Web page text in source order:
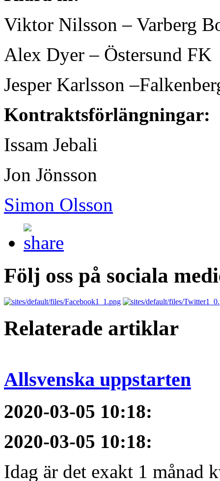
Viktor Nilsson – Varberg
Alex Dyer – Östersund FK
Jesper Karlsson
Kontraktsförlängningar:
Issam Jebali
Jon Jönsson
Simon Olsson
Följ oss på sociala
Relaterade artiklar
Allsvenska uppstarten
2020-03-05 10:18:
2020-03-05 10:18:
Idag är det exakt 1 månad